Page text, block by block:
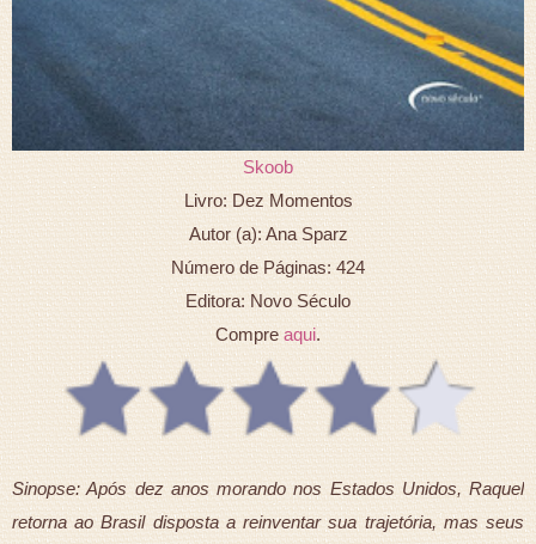
Skoob
Livro: Dez Momentos
Autor (a): Ana Sparz
Número de Páginas: 424
Editora: Novo Século
Compreaqui.
Sinopse: Após dez anos morando nos Estados Unidos, Raquel
retorna ao Brasil disposta a reinventar sua trajetória, mas seus